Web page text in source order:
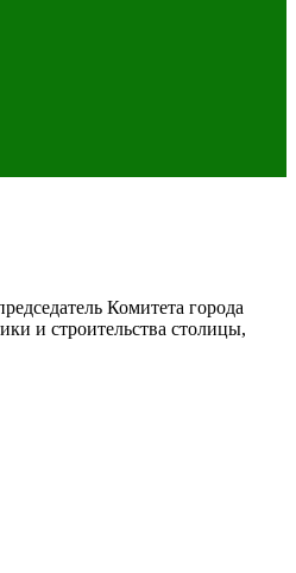
Комитета города
и строительства столицы,